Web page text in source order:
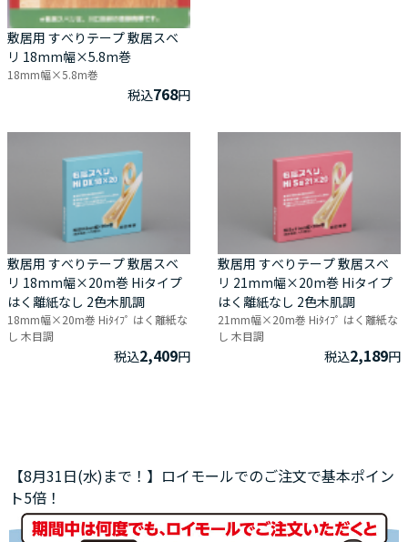
敷居用 すべりテープ 敷居スベ
リ 18mm幅×5.8m巻
18mm幅×5.8m巻
税込768円
敷居用 すべりテープ 敷居スベ
リ 18mm幅×20m巻 Hiタイプ
はく離紙なし 2色木肌調
18mm幅×20m巻 Hiﾀｲﾌﾟ はく離紙な
し 木目調
税込2,409円
敷居用 すべりテープ 敷居スベ
リ 21mm幅×20m巻 Hiタイプ
はく離紙なし 2色木肌調
21mm幅×20m巻 Hiﾀｲﾌﾟ はく離紙な
し 木目調
税込2,189円
【8月31日(水)まで！】ロイモールでのご注文で基本ポイン
ト5倍！